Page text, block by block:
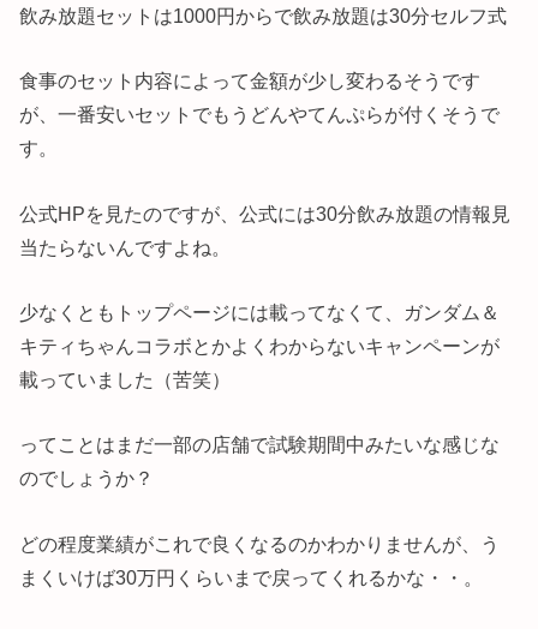
飲み放題セットは1000円からで飲み放題は30分セルフ式
食事のセット内容によって金額が少し変わるそうです
が、一番安いセットでもうどんやてんぷらが付くそうで
す。
公式HPを見たのですが、公式には30分飲み放題の情報見
当たらないんですよね。
少なくともトップページには載ってなくて、ガンダム＆
キティちゃんコラボとかよくわからないキャンペーンが
載っていました（苦笑）
ってことはまだ一部の店舗で試験期間中みたいな感じな
のでしょうか？
どの程度業績がこれで良くなるのかわかりませんが、う
まくいけば30万円くらいまで戻ってくれるかな・・。